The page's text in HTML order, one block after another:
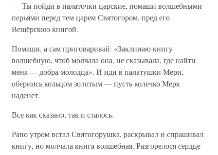
— Ты пойди в палаточки царские, помаши волшебными
перьями перед тем царем Святогором, пред его
Вещёрскою книгой.
Помаши, а сам приговаривай: «Заклинаю книгу
волшебную, чтоб молчала она, не сказывала, где найти
меня — добра молодца». И иди в палатушки Мери,
обернись кольцом золотым — пусть колечко Меря
наденет.
Все как сказано, так и сталось.
Рано утром встал Святогорушка, раскрывал и спрашивал
книгу, но молчала книга волшебная. Разгорелося сердце